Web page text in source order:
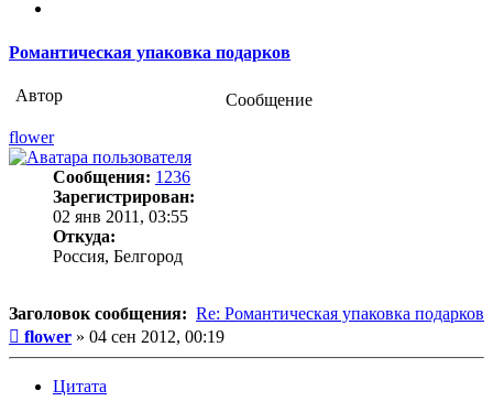
Романтическая упаковка подарков
Автор
Сообщение
flower
Сообщения: 1236
Зарегистрирован:
02 янв 2011, 03:55
Откуда:
Россия, Белгород
Заголовок сообщения: Re: Романтическая упаковка подарков
Сообщение
flower » 04 сен 2012, 00:19
Цитата